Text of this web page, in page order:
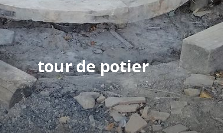
tour de potier